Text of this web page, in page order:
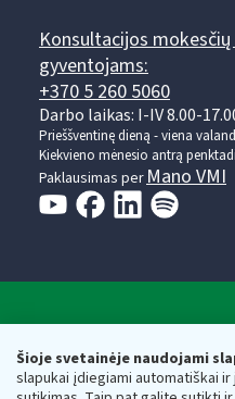
Šioje svetainėje naudojami
slapukai įdiegiami automatiškai
Konsultacijos
gyventojams:
+370 5 260 5060
Darbo laikas: I-IV 8.00-
Prieššventinę dieną - viena
Kiekvieno mėnesio antrą
Paklausimas per Mano VMI
Valstybinė mokesčių
Respublikos finansų
Biudžetinė įstaiga. Juridinio